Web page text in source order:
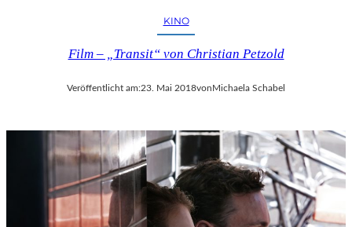
KINO
Film – „Transit“ von Christian Petzold
Veröffentlicht am:23. Mai 2018von Michaela Schabel